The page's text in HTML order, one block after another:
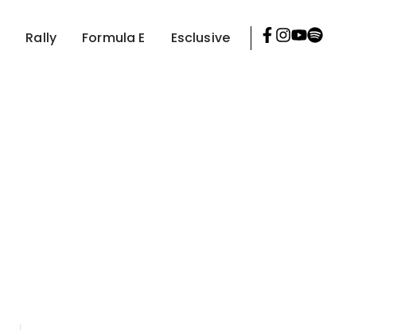
Rally Formula E Esclusive